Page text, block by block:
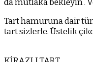
da mutlaka bekleyin .
Tart hamuruna dair
tart sizlerle. Üstelik